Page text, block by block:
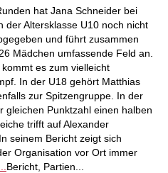
hat Jana Schneider bei
der Altersklasse U10 noch nicht
und führt zusammen
Mädchen umfassende Feld an.
es zum vielleicht
In der U18 gehört Matthias
zur Spitzengruppe. In der
gleichen Punktzahl einen halben
trifft auf Alexander
seinem Bericht zeigt sich
Organisation vor Ort immer
Bericht, Partien...